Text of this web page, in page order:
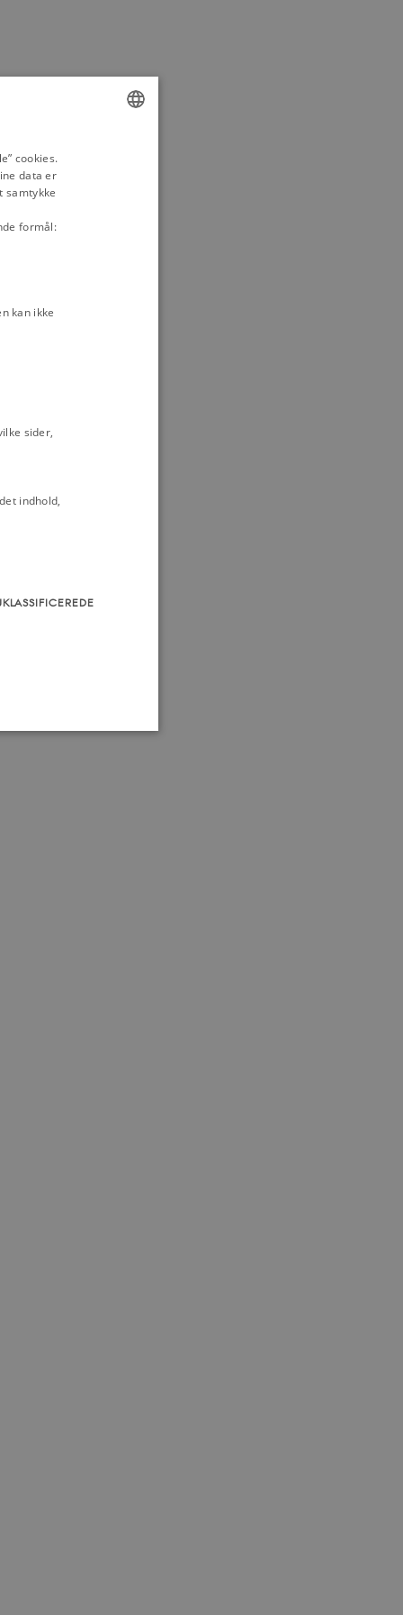
cookies.
data er
samtykke
formål:
kan ikke
sider,
indhold,
navigation mm.
hjemmesideudbyderen
Dette ser ud til
for Youtube-
på andre websteder.
videoer.